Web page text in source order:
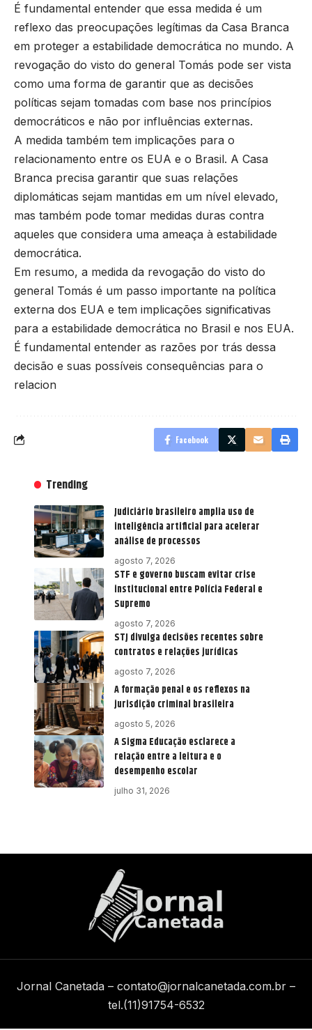
É fundamental entender que essa medida é um
reflexo das preocupações legítimas da Casa Branca
em proteger a estabilidade democrática no mundo. A
revogação do visto do general Tomás pode ser vista
como uma forma de garantir que as decisões
políticas sejam tomadas com base nos princípios
democráticos e não por influências externas.
A medida também tem implicações para o
relacionamento entre os EUA e o Brasil. A Casa
Branca precisa garantir que suas relações
diplomáticas sejam mantidas em um nível elevado,
mas também pode tomar medidas duras contra
aqueles que considera uma ameaça à estabilidade
democrática.
Em resumo, a medida da revogação do visto do
general Tomás é um passo importante na política
externa dos EUA e tem implicações significativas
para a estabilidade democrática no Brasil e nos EUA.
É fundamental entender as razões por trás dessa
decisão e suas possíveis consequências para o
relacion
Facebook
Trending
Judiciário brasileiro amplia uso de
inteligência artificial para acelerar
análise de processos
agosto 7, 2026
STF e governo buscam evitar crise
institucional entre Polícia Federal e
Supremo
agosto 7, 2026
STJ divulga decisões recentes sobre
contratos e relações jurídicas
agosto 7, 2026
A formação penal e os reflexos na
jurisdição criminal brasileira
agosto 5, 2026
A Sigma Educação esclarece a
relação entre a leitura e o
desempenho escolar
julho 31, 2026
Jornal Canetada – contato@jornalcanetada.com.br –
tel.(11)91754-6532